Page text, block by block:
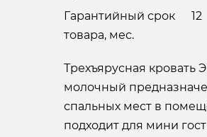
Гарантийный срок
товара, мес.
12
Трехъярусная кровать
молочный
спальных мест в
подходит для мини